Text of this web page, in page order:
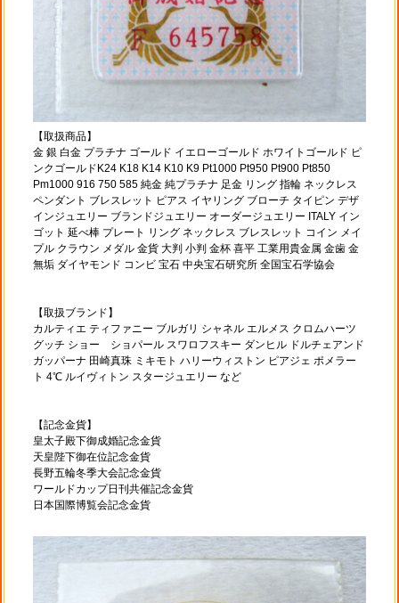
【取扱商品】
金 銀 白金 プラチナ ゴールド イエローゴールド ホワイトゴールド ピ
ンクゴールドK24 K18 K14 K10 K9 Pt1000 Pt950 Pt900 Pt850
Pm1000 916 750 585 純金 純プラチナ 足金 リング 指輪 ネックレス
ペンダント ブレスレット ピアス イヤリング ブローチ タイピン デザ
インジュエリー ブランドジュエリー オーダージュエリー ITALY イン
ゴット 延べ棒 プレート リング ネックレス ブレスレット コイン メイ
プル クラウン メダル 金貨 大判 小判 金杯 喜平 工業用貴金属 金歯 金
無垢 ダイヤモンド コンビ 宝石 中央宝石研究所 全国宝石学協会
【取扱ブランド】
カルティエ ティファニー ブルガリ シャネル エルメス クロムハーツ
グッチ ショー ショパール スワロフスキー ダンヒル ドルチェアンド
ガッパーナ 田崎真珠 ミキモト ハリーウィストン ピアジェ ポメラー
ト 4℃ ルイヴィトン スタージュエリー など
【記念金貨】
皇太子殿下御成婚記念金貨
天皇陛下御在位記念金貨
長野五輪冬季大会記念金貨
ワールドカップ日刊共催記念金貨
日本国際博覧会記念金貨